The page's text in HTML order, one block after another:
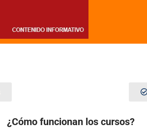
¿Cómo funcionan los cursos?